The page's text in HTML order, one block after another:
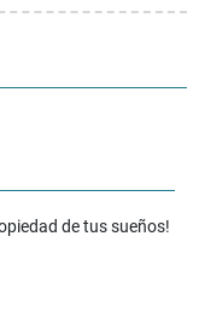
de tus sueños!